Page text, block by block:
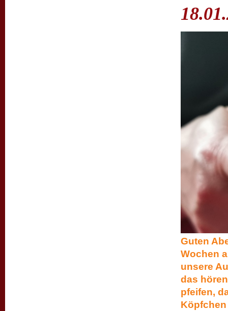
Guten
Wochen
unsere
das
pfeifen,